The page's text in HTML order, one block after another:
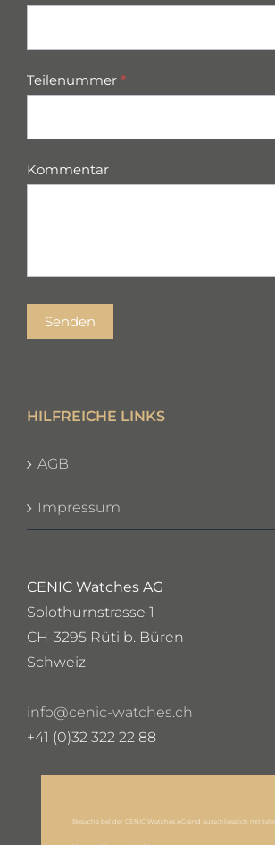
Teilenummer *
Kommentar
Senden
HILFREICHE LINKS
AGB
Impressum
CENIC Watches AG
Solothurnstrasse 1
CH-3295 Rüti b. Büren
Schweiz
info@cenic-watches.ch
+41 (0)32 322 22 88
Besuche bei der CENIC Watches AG sind ausschliesslich mit